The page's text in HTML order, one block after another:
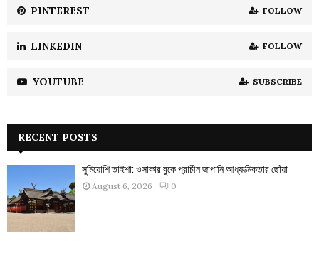
PINTEREST FOLLOW
LINKEDIN FOLLOW
YOUTUBE SUBSCRIBE
RECENT POSTS
সুমিয়োশি তাইশা: ওসাকার বুকে প্রাচীন জাপানি আধ্যাত্মিকতার ছোঁয়া
August 6, 2026 0